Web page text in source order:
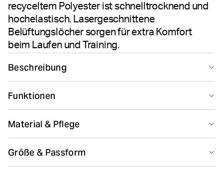
recyceltem Polyester ist schnelltrocknend und
hochelastisch. Lasergeschnittene
Belüftungslöcher sorgen für extra Komfort
beim Laufen und Training.
Beschreibung
Shirt in Urban Chic ist für Lauf- und Trainingseinheiten
konzipiert, bei denen Performance zählt. Gefertigt aus
recyceltem Polyester kombiniert mit Elastan, liefert
dieses langärmelige Damen-Shirt eine leichte und
Rundhalsausschnitt und langen Ärmeln bewegt sich mit
Funktionen
Material & Pflege
Hergestellt in: China(CN)
Größe & Passform